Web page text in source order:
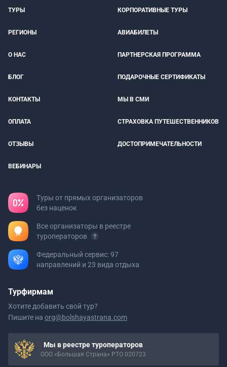
ТУРЫ КОРПОРАТИВНЫЕ ТУРЫ
РЕГИОНЫ АВИАБИЛЕТЫ
О НАС ПАРТНЕРСКАЯ ПРОГРАММА
БЛОГ ПОДАРОЧНЫЕ СЕРТИФИКАТЫ
КОНТАКТЫ МЫ В СМИ
ОПЛАТА СТРАХОВКА ПУТЕШЕСТВЕННИКОВ
ОТЗЫВЫ ДОСТОПРИМЕЧАТЕЛЬНОСТИ
ВЕБИНАРЫ
Туры от прямых организаторов
без наценок
Все организаторы в реестре
туроператоров
Федеральный сервис: 97
направлений и 23 вида отдыха
Турфирмам
Хотите добавить свой тур?
Пишите на org@bolshayastrana.com
Мы в реестре туроператоров
ООО «Большая Страна» РТО 020723